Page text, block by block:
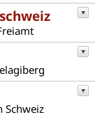
Schweiz